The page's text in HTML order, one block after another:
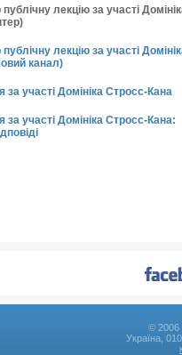
лекцію за участі
лекцію за участі
канал)
за участі Домініка Стросс-Кана
за участі Домініка Стросс-Кана:
© 2006
Україна,